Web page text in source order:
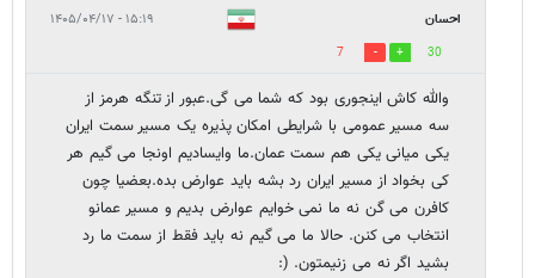
احسان ۱۵:۱۹ - ۱۴۰۵/۰۴/۱۷
30
7
والله کاش اینجوری بود که شما می گی.عبور از تنگه هرمز از
سه مسیر عمومی با شرایطی امکان پذیره یک مسیر سمت ایران
یکی میانی یکی هم سمت عمان.ما وایسادیم اونجا می گیم هر
کی بخواد از مسیر ایران رد بشه باید عوارض بده.بعضیا چون
کافرن می گن نه ما نمی خوایم عوارض بدیم و مسیر عمانو
انتخاب می کنن. حالا ما می گیم نه باید فقط از سمت ما رد
بشید اگر نه می زنیمتون. (: